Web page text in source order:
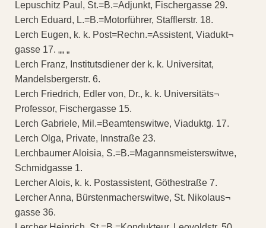
Lepuschitz Paul, St.=B.=Adjunkt, Fischergasse 29.
Lerch Eduard, L.=B.=Motorführer, Stafflerstr. 18.
Lerch Eugen, k. k. Post=Rechn.=Assistent, Viadukt¬
gasse 17. „„ „
Lerch Franz, Institutsdiener der k. k. Universitat,
Mandelsbergerstr. 6.
Lerch Friedrich, Edler von, Dr., k. k. Universitäts¬
Professor, Fischergasse 15.
Lerch Gabriele, Mil.=Beamtenswitwe, Viaduktg. 17.
Lerch Olga, Private, Innstraße 23.
Lerchbaumer Aloisia, S.=B.=Magannsmeisterswitwe,
Schmidgasse 1.
Lercher Alois, k. k. Postassistent, Göthestraße 7.
Lercher Anna, Bürstenmacherswitwe, St. Nikolaus¬
gasse 36.